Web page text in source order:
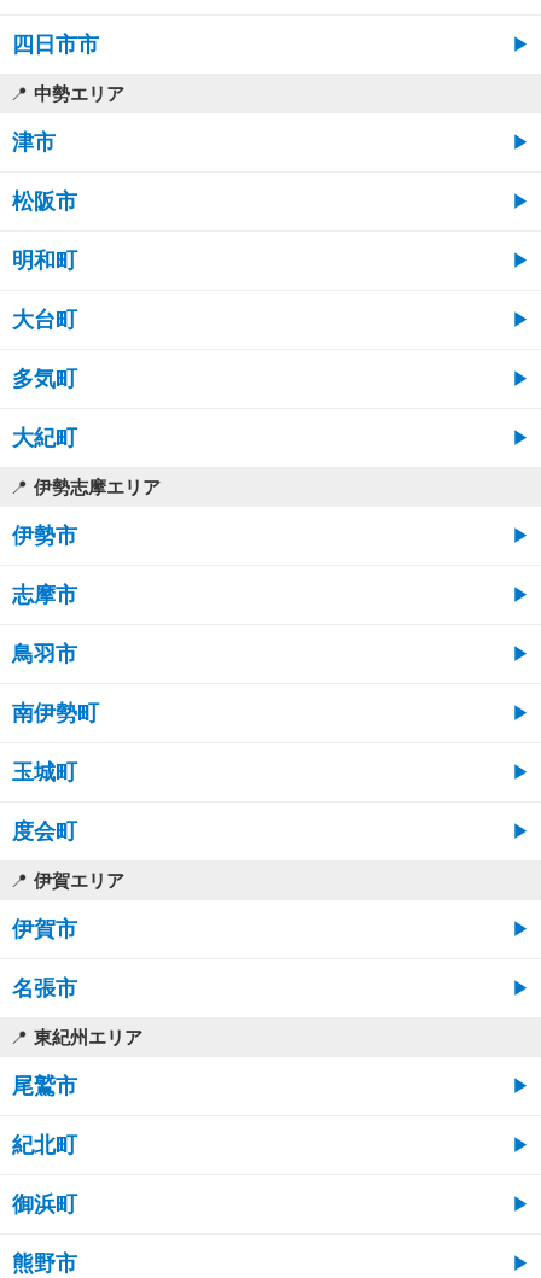
四日市市
中勢エリア
津市
松阪市
明和町
大台町
多気町
大紀町
伊勢志摩エリア
伊勢市
志摩市
鳥羽市
南伊勢町
玉城町
度会町
伊賀エリア
伊賀市
名張市
東紀州エリア
尾鷲市
紀北町
御浜町
熊野市